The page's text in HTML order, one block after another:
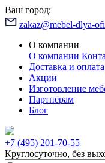
Ваш город:
zakaz@mebel-dlya-
О компании
О компании
Доставка и оплата
Акции
Изготовление
Партнёрам
Блог
+7 (495) 201-70-55
Круглосуточно, без